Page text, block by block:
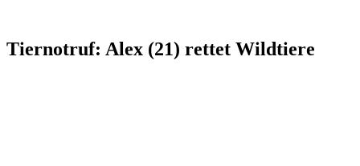
Tiernotruf: Alex (21) rettet Wildtiere